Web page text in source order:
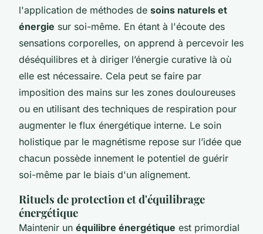
l'application de méthodes de soins naturels et
énergie sur soi-même. En étant à l'écoute des
sensations corporelles, on apprend à percevoir les
déséquilibres et à diriger l’énergie curative là où
elle est nécessaire. Cela peut se faire par
imposition des mains sur les zones douloureuses
ou en utilisant des techniques de respiration pour
augmenter le flux énergétique interne. Le soin
holistique par le magnétisme repose sur l’idée que
chacun possède innement le potentiel de guérir
soi-même par le biais d'un alignement.
Rituels de protection et d'équilibrage
énergétique
Maintenir un équilibre énergétique est primordial